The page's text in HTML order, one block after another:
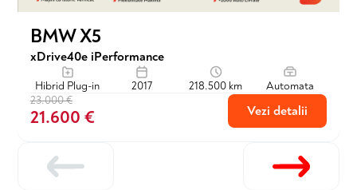
BMW X5
xDrive40e iPerformance
Hibrid Plug-in 2017 218.500 km
Automata
23.000 €
21.600 € Vezi detalii